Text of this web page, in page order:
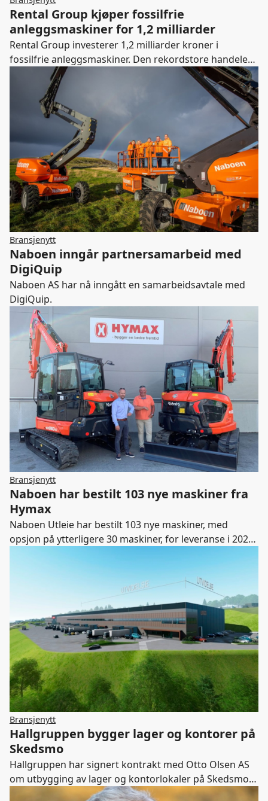
Rental Group kjøper fossilfrie
anleggsmaskiner for 1,2 milliarder
Rental Group investerer 1,2 milliarder kroner i
fossilfrie anleggsmaskiner. Den rekordstore handelen
er et ledd i selskapets vekststrategi, og ifølge CEO Lars
Hæhre er investeringen et viktig grep for å kunne tilby
kapasitet og fleksible løsninger til det nordiske
anleggsmarkedet.
Bransjenytt
Naboen inngår partnersamarbeid med
DigiQuip
Naboen AS har nå inngått en samarbeidsavtale med
DigiQuip.
Bransjenytt
Naboen har bestilt 103 nye maskiner fra
Hymax
Naboen Utleie har bestilt 103 nye maskiner, med
opsjon på ytterligere 30 maskiner, for leveranse i 2021,
Bransjenytt
Hallgruppen bygger lager og kontorer på
Skedsmo
Hallgruppen har signert kontrakt med Otto Olsen AS
om utbygging av lager og kontorlokaler på Skedsmo.
Kontrakten er på 80 millioner kroner.